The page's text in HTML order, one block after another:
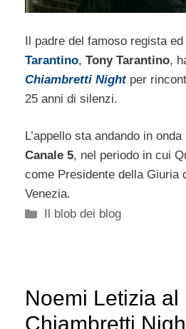
Il padre del famoso regista
Tarantino, Tony Tarantino,
Chiambretti Nightper
25 anni di silenzi.
L’appello sta andando in
Canale 5, nel periodo in cui
come Presidente della Giuria
Venezia.
Categorie
Il blob dei blog
Noemi Letizia al
Chiambretti